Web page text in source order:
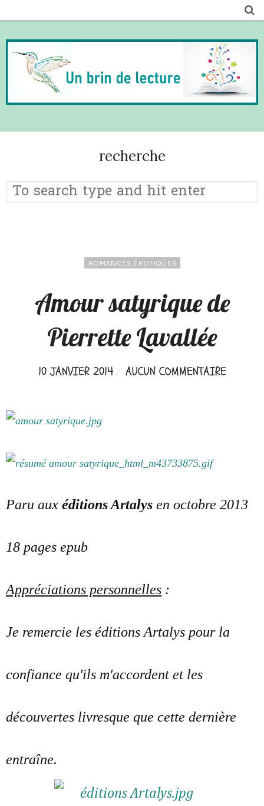
recherche
ROMANCES ÉROTIQUES
Amour satyrique de
Pierrette Lavallée
10 JANVIER 2014 AUCUN COMMENTAIRE
Paru aux éditions Artalys en octobre 2013
18 pages epub
Appréciations personnelles :
Je remercie les éditions Artalys pour la
confiance qu'ils m'accordent et les
découvertes livresque que cette dernière
entraîne.